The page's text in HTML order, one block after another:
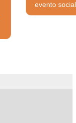
evento